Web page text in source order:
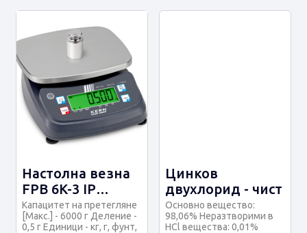
Настолна везна
FPB 6K-3 IP
защитена
Капацитет на претегляне
[Макс.] - 6000 г Деление -
0,5 г Единици - кг, г, фунт,
Цинков
двухлорид - чист
Основно вещество:
98,06% Неразтворими в
HCl вещества: 0,01%